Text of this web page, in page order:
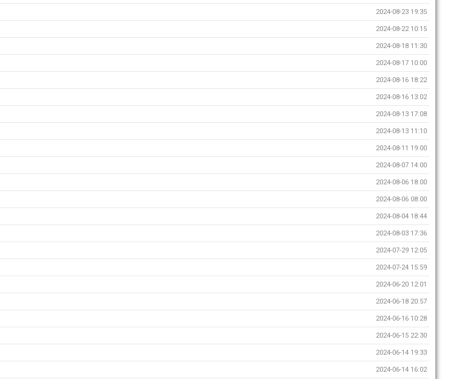
2024-08-23 19:35
2024-08-22 10:15
2024-08-18 11:30
2024-08-17 10:00
2024-08-16 18:22
2024-08-16 13:02
2024-08-13 17:08
2024-08-13 11:10
2024-08-11 19:00
2024-08-07 14:00
2024-08-06 18:00
2024-08-06 08:00
2024-08-04 18:44
2024-08-03 17:36
2024-07-29 12:05
2024-07-24 15:59
2024-06-20 12:01
2024-06-18 20:57
2024-06-16 10:28
2024-06-15 22:30
2024-06-14 19:33
2024-06-14 16:02